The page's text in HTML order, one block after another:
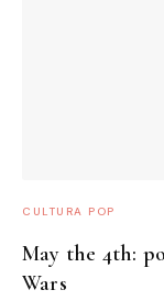
CULTURA POP
May the 4th:
Wars